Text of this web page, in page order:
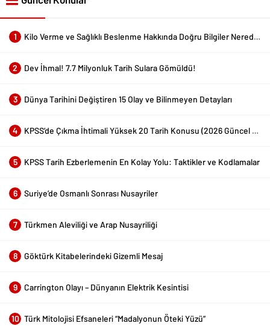
1 Kilo Verme ve Sağlıklı Beslenme Hakkında Doğru Bilgiler Nerede Bulunur?
2 Dev İhmal! 7.7 Milyonluk Tarih Sulara Gömüldü!
3 Dünya Tarihini Değiştiren 15 Olay ve Bilinmeyen Detayları
4 KPSS’de Çıkma İhtimali Yüksek 20 Tarih Konusu (2026 Güncel Liste)
5 KPSS Tarih Ezberlemenin En Kolay Yolu: Taktikler ve Kodlamalar
6 Suriye’de Osmanlı Sonrası Nusayriler
7 Türkmen Aleviliği ve Arap Nusayriliği
8 Göktürk Kitabelerindeki Gizemli Mesaj
9 Carrington Olayı – Dünyanın Elektrik Kesintisi
10 Türk Mitolojisi Efsaneleri “Madalyonun Öteki Yüzü”